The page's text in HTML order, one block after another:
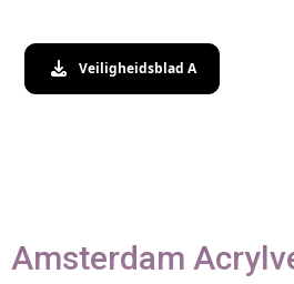
Veiligheidsblad A
Amsterdam